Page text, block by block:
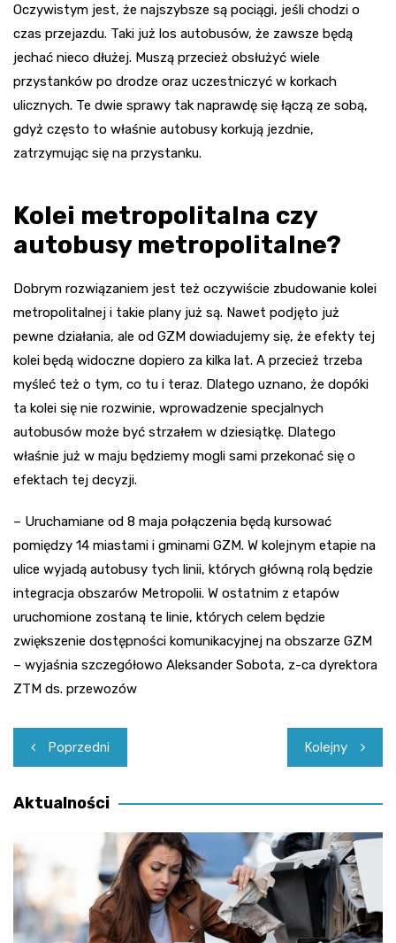
Oczywistym jest, że najszybsze są pociągi, jeśli chodzi o
czas przejazdu. Taki już los autobusów, że zawsze będą
jechać nieco dłużej. Muszą przecież obsłużyć wiele
przystanków po drodze oraz uczestniczyć w korkach
ulicznych. Te dwie sprawy tak naprawdę się łączą ze sobą,
gdyż często to właśnie autobusy korkują jezdnie,
zatrzymując się na przystanku.
Kolei metropolitalna czy
autobusy metropolitalne?
Dobrym rozwiązaniem jest też oczywiście zbudowanie kolei
metropolitalnej i takie plany już są. Nawet podjęto już
pewne działania, ale od GZM dowiadujemy się, że efekty tej
kolei będą widoczne dopiero za kilka lat. A przecież trzeba
myśleć też o tym, co tu i teraz. Dlatego uznano, że dopóki
ta kolei się nie rozwinie, wprowadzenie specjalnych
autobusów może być strzałem w dziesiątkę. Dlatego
właśnie już w maju będziemy mogli sami przekonać się o
efektach tej decyzji.
– Uruchamiane od 8 maja połączenia będą kursować
pomiędzy 14 miastami i gminami GZM. W kolejnym etapie na
ulice wyjadą autobusy tych linii, których główną rolą będzie
integracja obszarów Metropolii. W ostatnim z etapów
uruchomione zostaną te linie, których celem będzie
zwiększenie dostępności komunikacyjnej na obszarze GZM
– wyjaśnia szczegółowo Aleksander Sobota, z-ca dyrektora
ZTM ds. przewozów
Nawigacja
wpisu
Poprzedni Kolejny
Aktualności